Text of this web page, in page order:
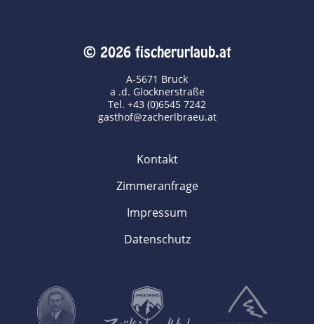
© 2026 fischerurlaub.at
A-5671 Bruck
a .d. Glocknerstraße
Tel. +43 (0)6545 7242
gasthof@zacherlbraeu.at
Kontakt
Zimmeranfrage
Impressum
Datenschutz